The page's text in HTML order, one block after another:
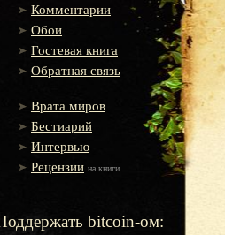
Комментарии
Обои
Гостевая книга
Обратная связь
Врата миров
Бестиарий
Интервью
Рецензии на книги
bitcoin-ом: